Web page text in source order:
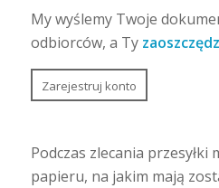
My wyślemy Twoje
odbiorców, a Ty
Zarejestruj konto
Podczas zlecania przesyłki
papieru, na jakim mają